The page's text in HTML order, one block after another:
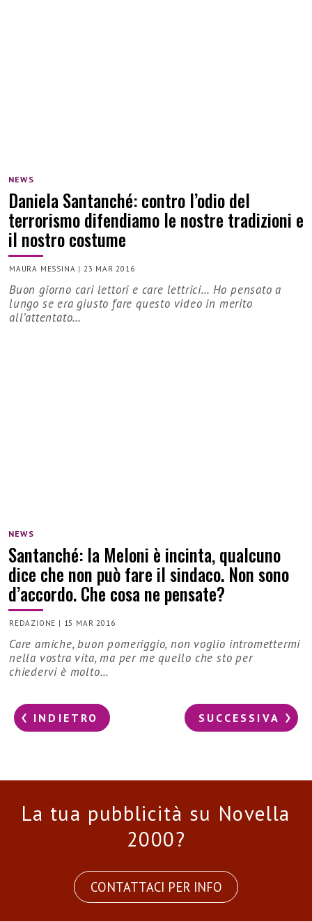
NEWS
Daniela Santanché: contro l’odio del
terrorismo difendiamo le nostre tradizioni e
il nostro costume
MAURA MESSINA | 23 MAR 2016
Buon giorno cari lettori e care lettrici… Ho pensato a
lungo se era giusto fare questo video in merito
all’attentato…
NEWS
Santanché: la Meloni è incinta, qualcuno
dice che non può fare il sindaco. Non sono
d’accordo. Che cosa ne pensate?
REDAZIONE | 15 MAR 2016
Care amiche, buon pomeriggio, non voglio intromettermi
nella vostra vita, ma per me quello che sto per
chiedervi è molto…
INDIETRO SUCCESSIVA
La tua pubblicità su Novella
2000?
CONTATTACI PER INFO